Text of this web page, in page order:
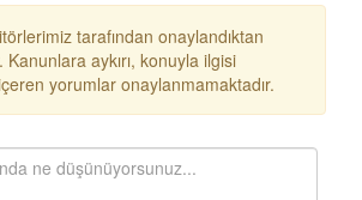
tarafından onaylandıktan
Kanunlara aykırı, konuyla ilgisi
yorumlar onaylanmamaktadır.